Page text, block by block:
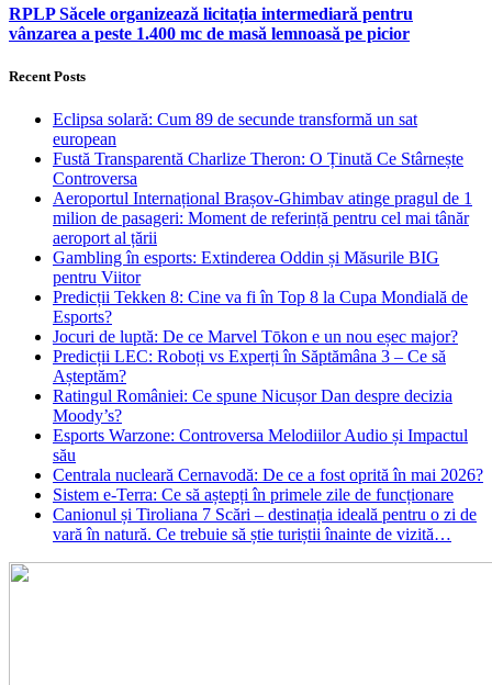
RPLP Săcele organizează licitația intermediară pentru
vânzarea a peste 1.400 mc de masă lemnoasă pe picior
Recent Posts
Eclipsa solară: Cum 89 de secunde transformă un sat
european
Fustă Transparentă Charlize Theron: O Ținută Ce Stârnește
Controversa
Aeroportul Internațional Brașov‑Ghimbav atinge pragul de 1
milion de pasageri: Moment de referință pentru cel mai tânăr
aeroport al țării
Gambling în esports: Extinderea Oddin și Măsurile BIG
pentru Viitor
Predicții Tekken 8: Cine va fi în Top 8 la Cupa Mondială de
Esports?
Jocuri de luptă: De ce Marvel Tōkon e un nou eșec major?
Predicții LEC: Roboți vs Experți în Săptămâna 3 – Ce să
Așteptăm?
Ratingul României: Ce spune Nicușor Dan despre decizia
Moody’s?
Esports Warzone: Controversa Melodiilor Audio și Impactul
său
Centrala nucleară Cernavodă: De ce a fost oprită în mai 2026?
Sistem e-Terra: Ce să aștepți în primele zile de funcționare
Canionul și Tiroliana 7 Scări – destinația ideală pentru o zi de
vară în natură. Ce trebuie să știe turiștii înainte de vizită…